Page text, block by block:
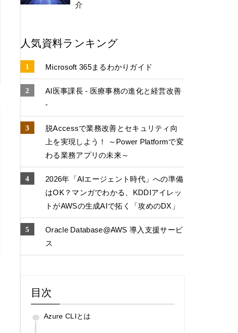
介
人気資料ランキング
Microsoft 365まるわかりガイド
AI医事課長 - 医療事務の進化と経営改善
-
脱Accessで業務改善とセキュリティ向
上を実現しよう！ ～Power Platformで変
わる業務アプリの未来～
2026年「AIエージェント時代」への準備
はOK？マンガでわかる、KDDIアイレッ
トがAWSの生成AIで拓く「攻めのDX」
Oracle Database@AWS 導入支援サービ
ス
目次
Azure CLIとは